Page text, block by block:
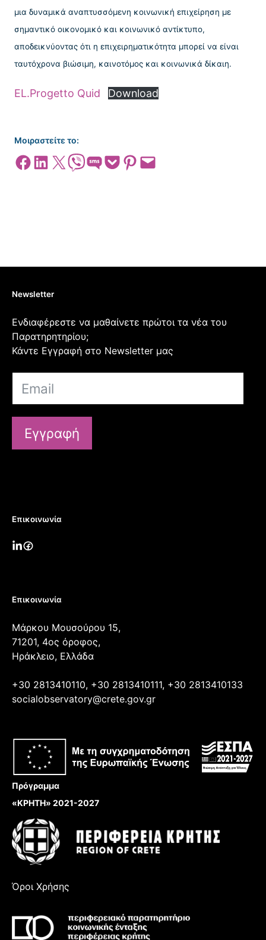
μια δυναμικά αναπτυσσόμενη κοινωνική επιχείρηση με
σημαντικό οικονομικό και κοινωνικό αντίκτυπο,
αποδεικνύοντας ότι η επιχειρηματικότητα μπορεί να είναι
ταυτόχρονα βιώσιμη, καινοτόμος και κοινωνικά δίκαιη.
EL.Progetto Quid Download
Μοιραστείτε το:
Share on Facebook
Share on LinkedIn
Share on X Share on ViberShare on SMSShare on Pocket
Share on Pinterest
Email this Page
Newsletter
Ενδιαφέρεστε να μαθαίνετε πρώτοι τα νέα του
Παρατηρητηρίου;
Κάντε Εγγραφή στο Newsletter μας
Εγγραφή
Επικοινωνία
Επικοινωνία
Μάρκου Μουσούρου 15,
71201, 4ος όροφος,
Ηράκλειο, Ελλάδα
+30 2813410110, +30 2813410111, +30 2813410133
socialobservatory@crete.gov.gr
Πρόγραμμα
«ΚΡΗΤΗ» 2021-2027
Όροι Χρήσης